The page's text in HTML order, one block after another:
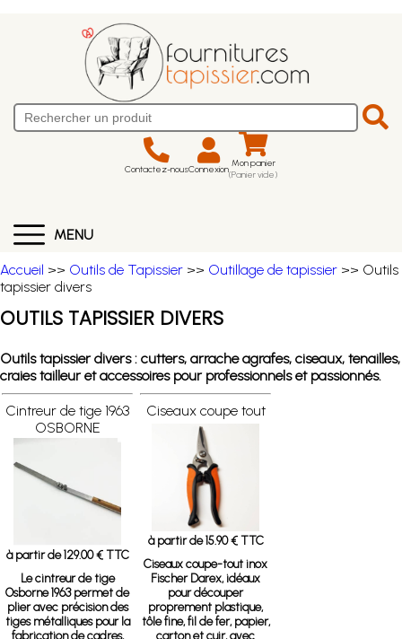
Contactez-nousConnexion Mon panier
(Panier vide)
MENU
Accueil >> Outils de Tapissier >> Outillage de tapissier >> Outils
tapissier divers
OUTILS TAPISSIER DIVERS
Outils tapissier divers : cutters, arrache agrafes, ciseaux, tenailles,
craies tailleur et accessoires pour professionnels et passionnés.
Cintreur de tige 1963
OSBORNE
à partir de 129.00 € TTC
Le cintreur de tige
Osborne 1963permet de
plier avec précision des
tiges métalliques pour la
fabrication de cadres,
Ciseaux coupe tout
à partir de 15.90 € TTC
Ciseaux coupe-tout inox
Fischer Darex, idéaux
pour découper
proprement plastique,
tôle fine, fil de fer, papier,
carton et cuir, avec